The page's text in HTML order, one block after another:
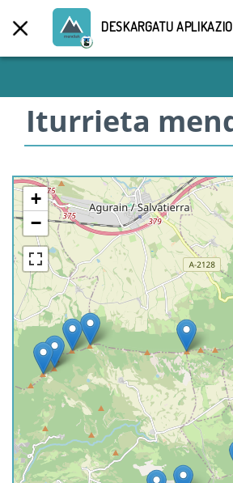
DESKARGATU
Iturrieta
+
−